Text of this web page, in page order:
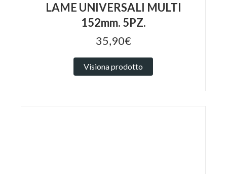
LAME UNIVERSALI MULTI
152mm. 5PZ.
35,90€
Visiona prodotto